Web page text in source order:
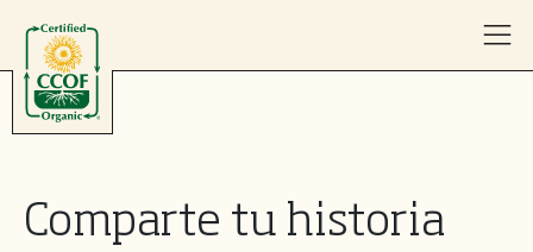
Comparte tu historia